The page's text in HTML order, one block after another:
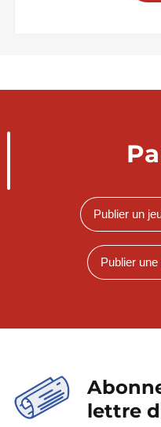
Publier un
Publier
lettre